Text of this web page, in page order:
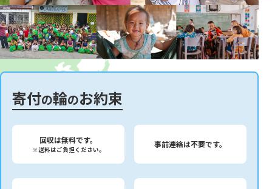
寄付の輪のお約束
回収は無料です。
※送料はご負担ください。
事前連絡は不要です。